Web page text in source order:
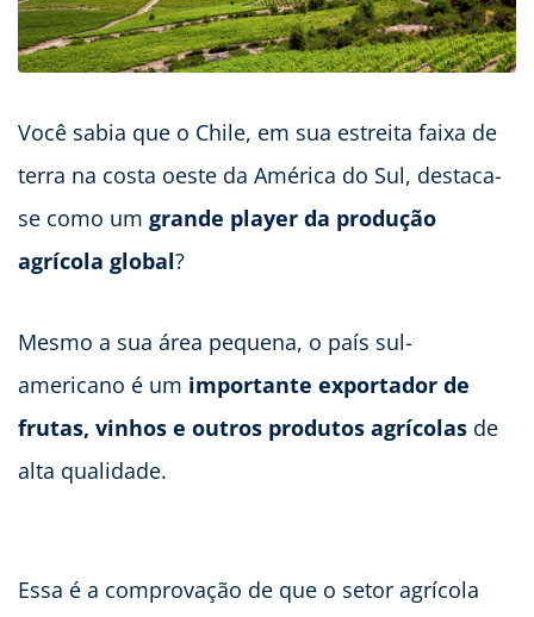
Você sabia que o Chile, em sua estreita faixa de
terra na costa oeste da América do Sul, destaca-
se como um grande player da produção
agrícola global?
Mesmo a sua área pequena, o país sul-
americano é um importante exportador de
frutas, vinhos e outros produtos agrícolas de
alta qualidade.
Essa é a comprovação de que o setor agrícola